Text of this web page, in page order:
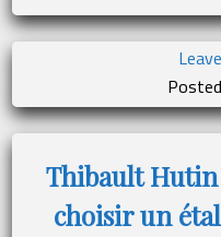
Thibault Hutin
choisir un